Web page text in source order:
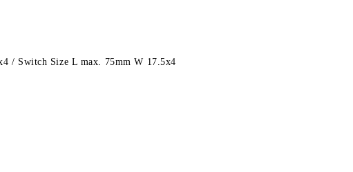
/ Switch Size L max. 75mm W 17.5x4